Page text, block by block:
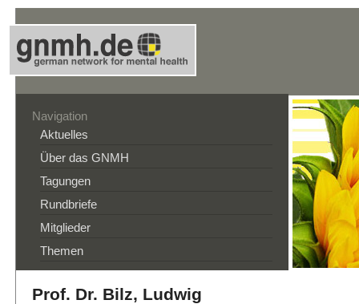
Navigation
Aktuelles
Über das GNMH
Tagungen
Rundbriefe
Mitglieder
Themen
Prof. Dr. Bilz, Ludwig